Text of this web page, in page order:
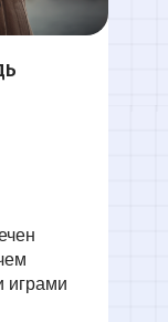
играми